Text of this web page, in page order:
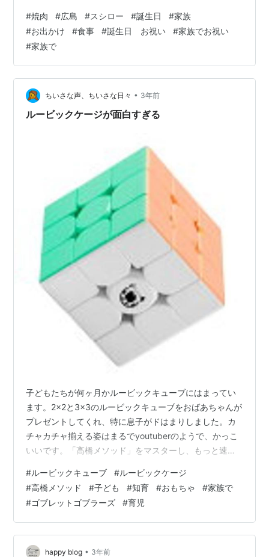
し、よかったなぁ。いつもはま寿司行ってたけどもうは
ま寿司行きたくないや笑 満足満足。 その一週間後、私の
誕生日は焼肉へ。。 どこに行くか決めてって旦那に言わ
れて候補上げるも、結局自分で決めたところになるって
いうそんならはじめからそう言えって言いたくなる気持
ちを抑えました だってお高いところを言っ…
#焼肉 #広島 #スシロー #誕生日 #家族
#お出かけ #食事 #誕生日 お祝い #家族でお祝い
#家族で
ちいさな声、ちいさな日々 • 3年前
ルービックケージが面白すぎる
子どもたちが何ヶ月かルービックキューブにはまってい
ます。2×2と3×3のルービックキューブをおばあちゃんが
プレゼントしてくれ、特に息子がドはまりしました。カ
チャカチャ揃える姿はまるでyoutuberのようで、かっこ
いいです。「高橋メソッド」をマスターし、もっと速度
いようですが、このやり方がyoutubeを見ても難しいで
す。なので、息子は「高橋メソッド」で揃えています。1
分強で揃えています。すごい！ ルービックキューブ マカ
ロン マジックキューブ 公式版 2×2、3×3、4×4、5×5 魔
方 プロ向け 回転スムーズ 安定感 知育玩具 Magi…
#ルービックキューブ #ルービックケージ
#高橋メソッド #子ども #知育 #おもちゃ #家族で
#ゴブレットゴブラーズ #育児
happy blog • 3年前